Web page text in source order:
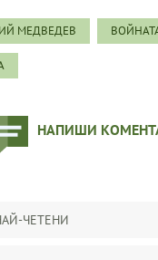
МЕДВЕДЕВ
НАПИШИ
ЧЕТЕНИ